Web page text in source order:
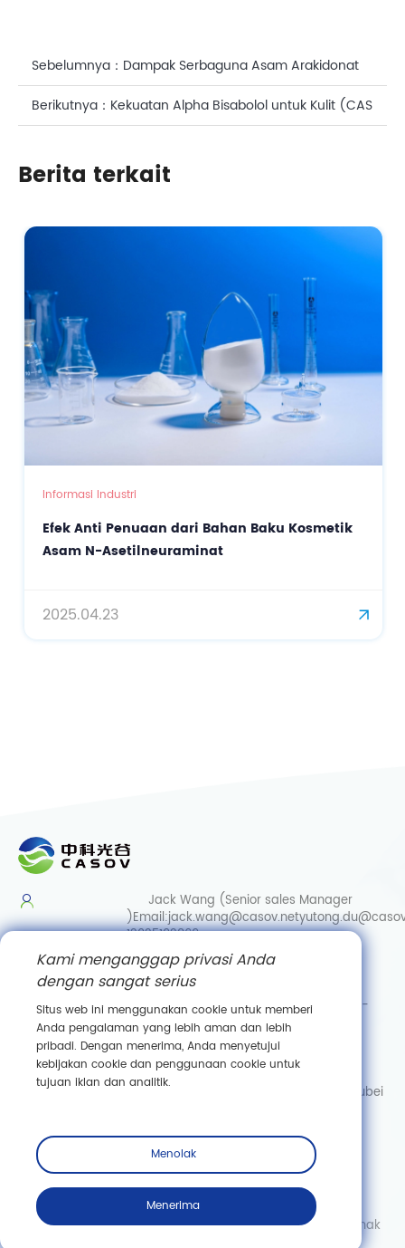
Sebelumnya： Dampak Serbaguna Asam Arakidonat
(ARA): Analisis Mendalam tentang Nutrisi dan
Berikutnya： Kekuatan Alpha Bisabolol untuk Kulit (CAS
Berita terkait
Informasi Industri
Efek Anti Penuaan dari Bahan Baku Kosmetik
Asam N-Asetilneuraminat
2025.04.23
Jack Wang (Senior sales Manager
)Email:jack.wang@casov.net
13035103869
Services & Suggestions
Email:info@casovbio.net
Direct/Wechat:
0086-
15307143249
Wuhan Synthetic Biology Innovation Hub
No. 89, Gaokeyuan 3rd Road,
Donghu New Technology Development Zone, Wuhan, Hubei
Berlangganan
Hak Cipta © Wuhan Casov Green Biotech Co., Ltd. Semua hak
Kami menganggap privasi Anda
dengan sangat serius
Situs web ini menggunakan cookie untuk memberi
Anda pengalaman yang lebih aman dan lebih
pribadi. Dengan menerima, Anda menyetujui
kebijakan cookie dan penggunaan cookie untuk
tujuan iklan dan analitik.
Menolak
Menerima